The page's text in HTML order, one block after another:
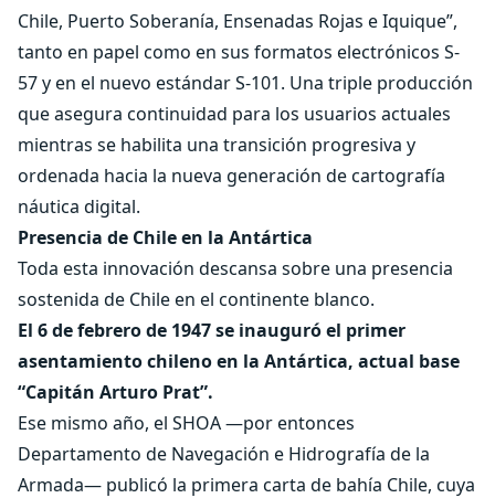
Chile, Puerto Soberanía, Ensenadas Rojas e Iquique”,
tanto en papel como en sus formatos electrónicos S-
57 y en el nuevo estándar S-101. Una triple producción
que asegura continuidad para los usuarios actuales
mientras se habilita una transición progresiva y
ordenada hacia la nueva generación de cartografía
náutica digital.
Presencia de Chile en la Antártica
Toda esta innovación descansa sobre una presencia
sostenida de Chile en el continente blanco.
El 6 de febrero de 1947 se inauguró el primer
asentamiento chileno en la Antártica, actual base
“Capitán Arturo Prat”.
Ese mismo año, el SHOA —por entonces
Departamento de Navegación e Hidrografía de la
Armada— publicó la primera carta de bahía Chile, cuya